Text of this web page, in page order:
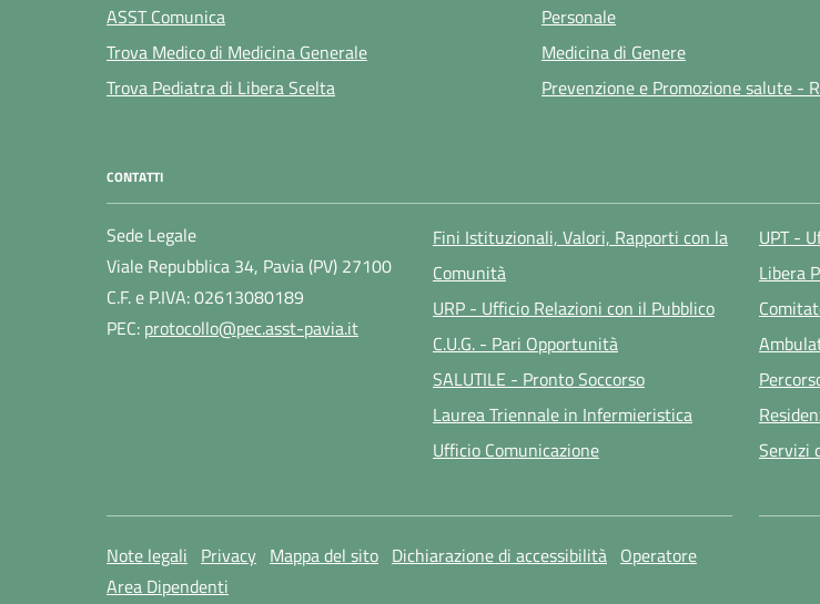
ASST Comunica
Trova Medico di Medicina Generale
Trova Pediatra di Libera Scelta
Personale
Medicina di Genere
Prevenzione e Promozione salute -
CONTATTI
Sede Legale
Viale Repubblica 34, Pavia (PV) 27100
C.F. e P.IVA: 02613080189
PEC: protocollo@pec.asst-pavia.it
Fini Istituzionali, Valori, Rapporti con la
Comunità
URP - Ufficio Relazioni con il Pubblico
C.U.G. - Pari Opportunità
SALUTILE - Pronto Soccorso
Laurea Triennale in Infermieristica
Ufficio Comunicazione
UPT -
Libera
Servizi
Note legali Privacy Mappa del sito Dichiarazione di accessibilità Operatore
Area Dipendenti